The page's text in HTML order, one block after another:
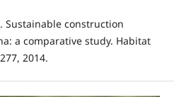
Sustainable construction
a comparative study. Habitat
2014.